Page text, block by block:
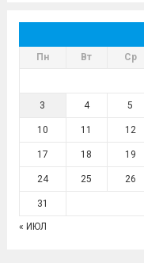
Пн Вт Ср
3 4 5
10 11 12
17 18 19
24 25 26
31
« ИЮЛ